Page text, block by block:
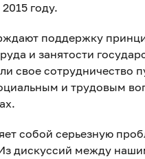
году.
поддержку
и занятости
свое сотрудничество
и трудовым
собой серьезную
дискуссий между